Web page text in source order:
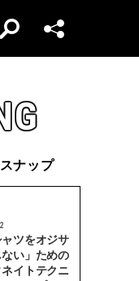
ナップ
ャツをオジサ
ない」ための
ネイトテクニ